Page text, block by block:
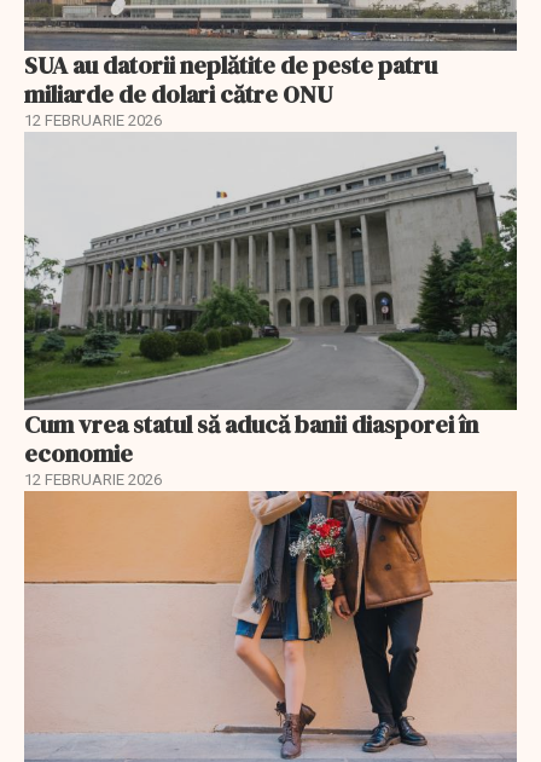
SUA au datorii neplătite de peste patru
miliarde de dolari către ONU
12 FEBRUARIE 2026
Cum vrea statul să aducă banii diasporei în
economie
12 FEBRUARIE 2026